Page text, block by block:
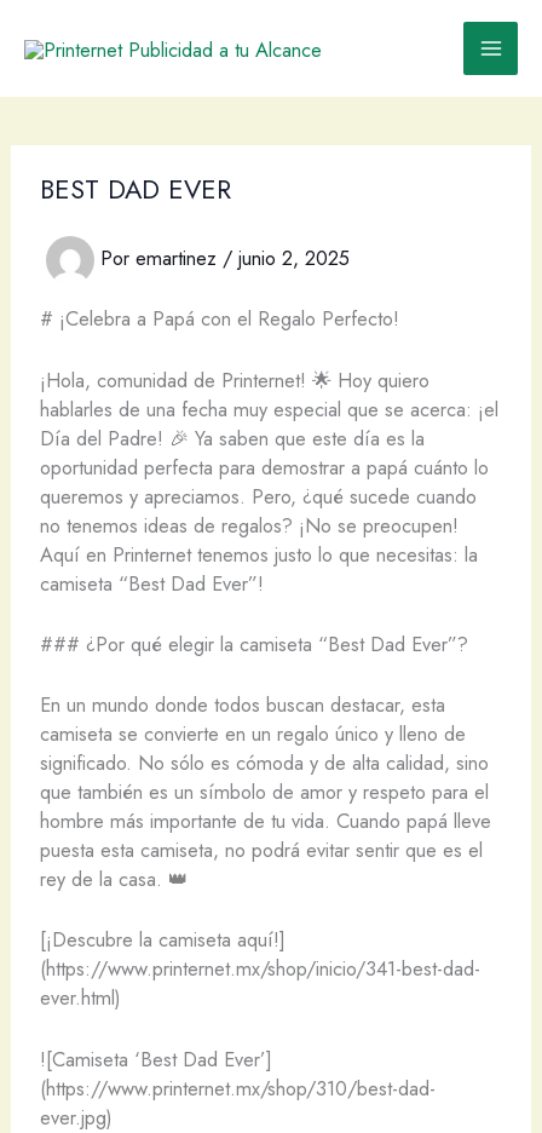
BEST DAD EVER
Por emartinez / junio 2, 2025
# ¡Celebra a Papá con el Regalo Perfecto!
¡Hola, comunidad de Printernet! 🌟 Hoy quiero
hablarles de una fecha muy especial que se acerca: ¡el
Día del Padre! 🎉 Ya saben que este día es la
oportunidad perfecta para demostrar a papá cuánto lo
queremos y apreciamos. Pero, ¿qué sucede cuando
no tenemos ideas de regalos? ¡No se preocupen!
Aquí en Printernet tenemos justo lo que necesitas: la
camiseta “Best Dad Ever”!
### ¿Por qué elegir la camiseta “Best Dad Ever”?
En un mundo donde todos buscan destacar, esta
camiseta se convierte en un regalo único y lleno de
significado. No sólo es cómoda y de alta calidad, sino
que también es un símbolo de amor y respeto para el
hombre más importante de tu vida. Cuando papá lleve
puesta esta camiseta, no podrá evitar sentir que es el
rey de la casa. 👑
[¡Descubre la camiseta aquí!]
(https://www.printernet.mx/shop/inicio/341-best-dad-
ever.html)
![Camiseta ‘Best Dad Ever’]
(https://www.printernet.mx/shop/310/best-dad-
ever.jpg)